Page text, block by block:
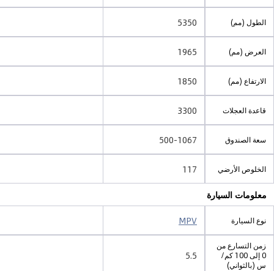
الطول (مم) 5350
العرض (مم) 1965
الارتفاع (مم) 1850
قاعدة العجلات 3300
سعة الصندوق 500-1067
الخلوص الأرضي
117
معلومات السيارة
نوع السيارة MPV
زمن التسارع من
0 إلى 100 كم/
س (بالثواني)
5.5